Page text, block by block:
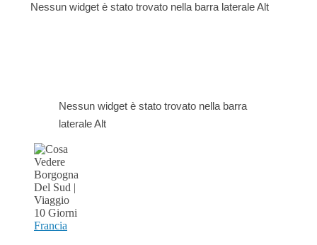
Nessun widget è stato trovato nella barra laterale Alt
Nessun widget è stato trovato nella barra
laterale Alt
Francia